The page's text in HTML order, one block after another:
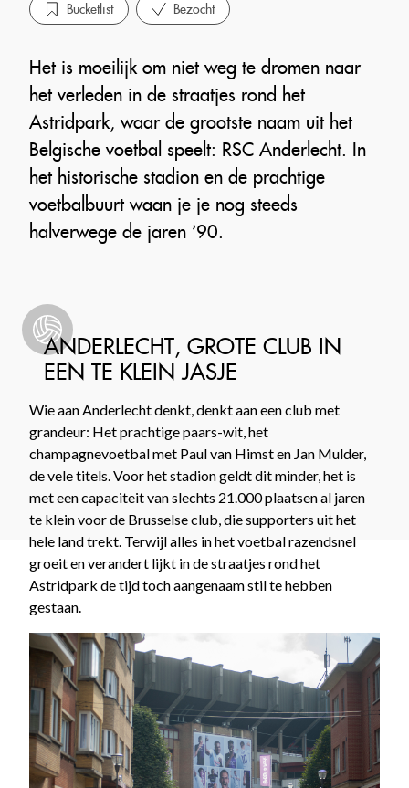
Bucketlist Bezocht
Het is moeilijk om niet weg te dromen naar
het verleden in de straatjes rond het
Astridpark, waar de grootste naam uit het
Belgische voetbal speelt: RSC Anderlecht. In
het historische stadion en de prachtige
voetbalbuurt waan je je nog steeds
halverwege de jaren ’90.
ANDERLECHT, GROTE CLUB IN
EEN TE KLEIN JASJE
Wie aan Anderlecht denkt, denkt aan een club met
grandeur: Het prachtige paars-wit, het
champagnevoetbal met Paul van Himst en Jan Mulder,
de vele titels. Voor het stadion geldt dit minder, het is
met een capaciteit van slechts 21.000 plaatsen al jaren
te klein voor de Brusselse club, die supporters uit het
hele land trekt. Terwijl alles in het voetbal razendsnel
groeit en verandert lijkt in de straatjes rond het
Astridpark de tijd toch aangenaam stil te hebben
gestaan.